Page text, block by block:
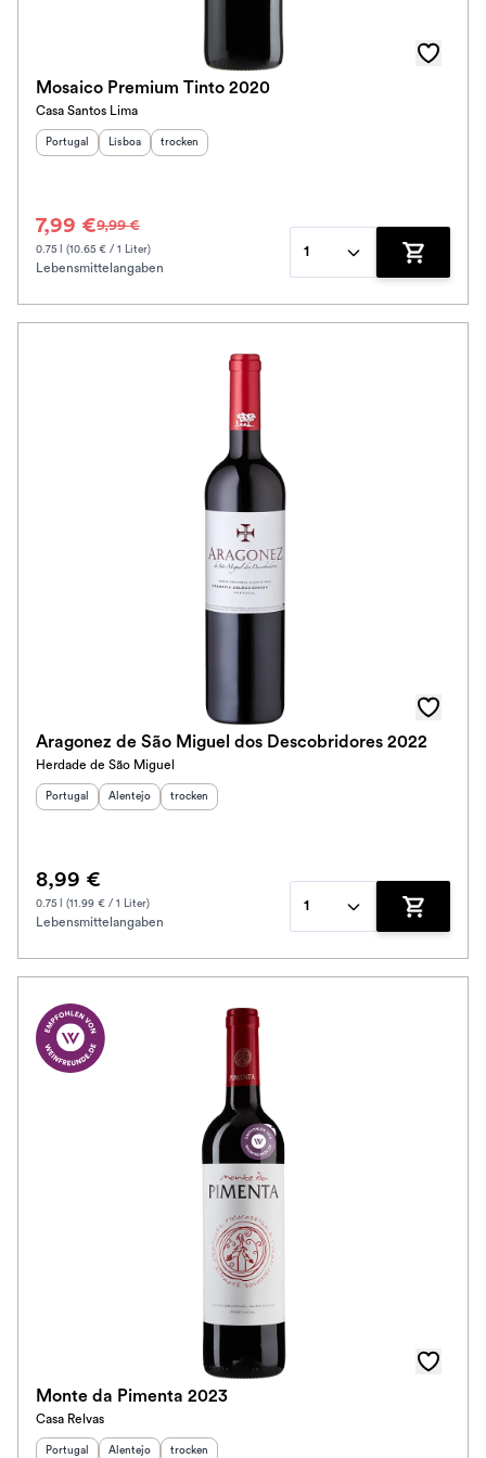
Mosaico Premium Tinto 2020
Casa Santos Lima
Herkunftsland:
Portugal Herkunftsregion:
Lisboa Geschmack
trocken
7,99 €9,99 €
0.75 l (10.65 € / 1 Liter)
Lebensmittelangaben
1
Zum
Aragonez de São Miguel dos Descobridores 2022
Herdade de São Miguel
Herkunftsland:
Portugal Herkunftsregion:
Alentejo Geschmack
trocken
8,99 €
0.75 l (11.99 € / 1 Liter)
Lebensmittelangaben
1
Zum
Monte da Pimenta 2023
Casa Relvas
Herkunftsland:
Portugal Herkunftsregion:
Alentejo Geschmack
trocken